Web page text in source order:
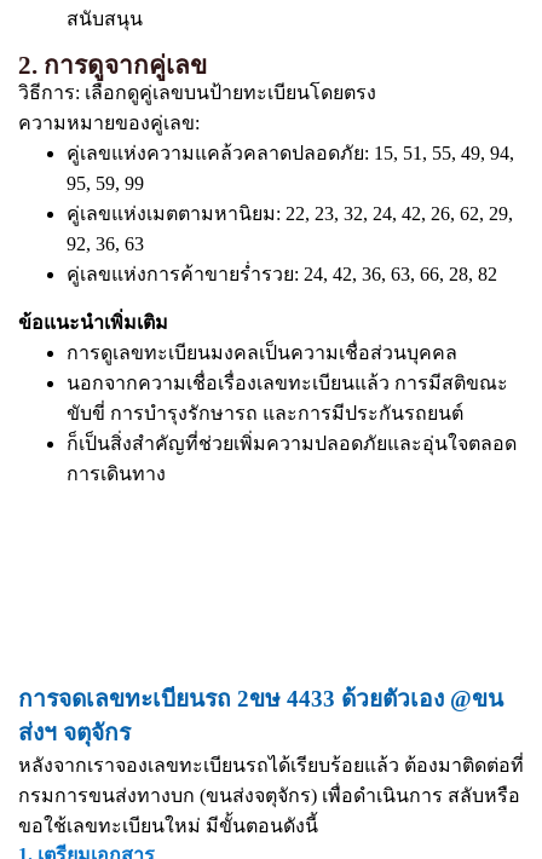
สนับสนุน
2. การดูจากคู่เลข
วิธีการ: เลือกดูคู่เลขบนป้ายทะเบียนโดยตรง
ความหมายของคู่เลข:
คู่เลขแห่งความแคล้วคลาดปลอดภัย: 15, 51, 55, 49, 94,
95, 59, 99
คู่เลขแห่งเมตตามหานิยม: 22, 23, 32, 24, 42, 26, 62, 29,
92, 36, 63
คู่เลขแห่งการค้าขายร่ำรวย: 24, 42, 36, 63, 66, 28, 82
ข้อแนะนำเพิ่มเติม
การดูเลขทะเบียนมงคลเป็นความเชื่อส่วนบุคคล
นอกจากความเชื่อเรื่องเลขทะเบียนแล้ว การมีสติขณะ
ขับขี่ การบำรุงรักษารถ และการมีประกันรถยนต์
ก็เป็นสิ่งสำคัญที่ช่วยเพิ่มความปลอดภัยและอุ่นใจตลอด
การเดินทาง
การจดเลขทะเบียนรถ 2ขษ 4433 ด้วยตัวเอง @ขน
ส่งฯ จตุจักร
หลังจากเราจองเลขทะเบียนรถได้เรียบร้อยแล้ว ต้องมาติดต่อที่
กรมการขนส่งทางบก (ขนส่งจตุจักร) เพื่อดำเนินการ สลับหรือ
ขอใช้เลขทะเบียนใหม่ มีขั้นตอนดังนี้
1. เตรียมเอกสาร